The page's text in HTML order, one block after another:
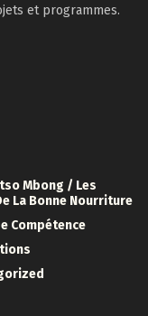
et programmes.
Mbong / Les
La Bonne Nourriture
Compétence